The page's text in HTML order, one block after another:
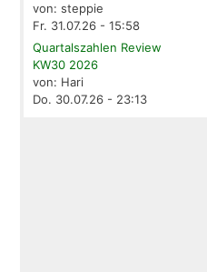
von: steppie
Fr. 31.07.26 - 15:58
Quartalszahlen Review
KW30 2026
von: Hari
Do. 30.07.26 - 23:13